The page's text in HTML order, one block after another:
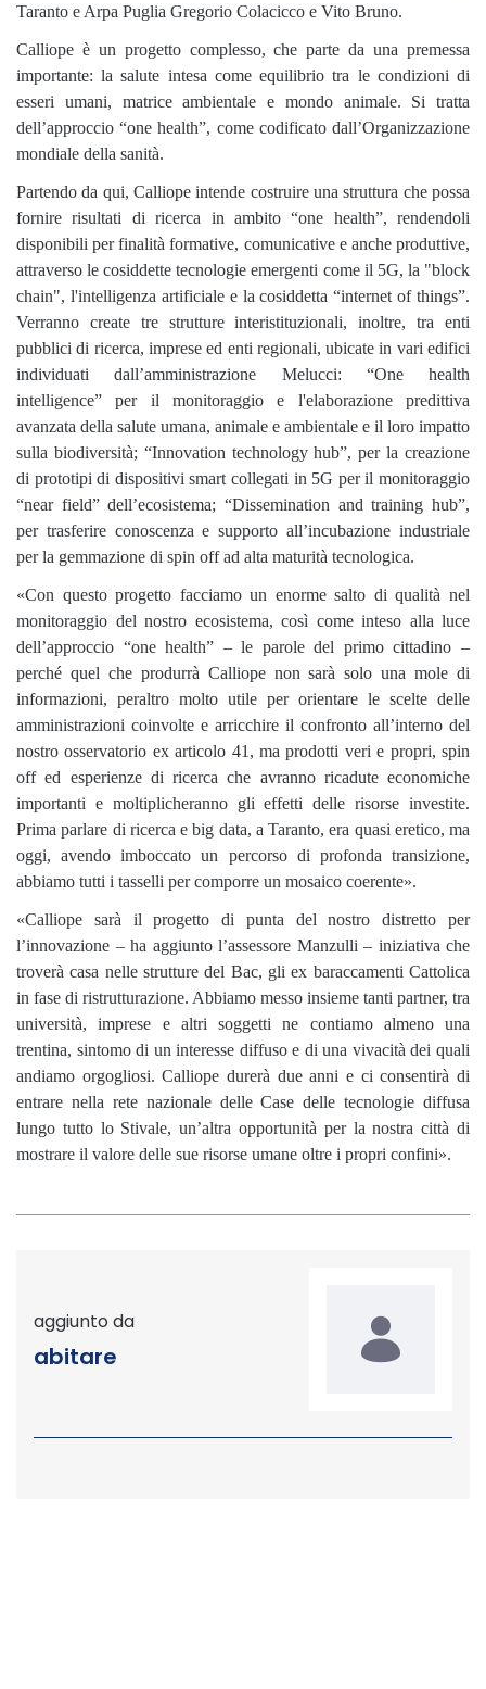
Taranto e Arpa Puglia Gregorio Colacicco e Vito Bruno.
Calliope è un progetto complesso, che parte da una premessa
importante: la salute intesa come equilibrio tra le condizioni di
esseri umani, matrice ambientale e mondo animale. Si tratta
dell’approccio “one health”, come codificato dall’Organizzazione
mondiale della sanità.
Partendo da qui, Calliope intende costruire una struttura che possa
fornire risultati di ricerca in ambito “one health”, rendendoli
disponibili per finalità formative, comunicative e anche produttive,
attraverso le cosiddette tecnologie emergenti come il 5G, la "block
chain", l'intelligenza artificiale e la cosiddetta “internet of things”.
Verranno create tre strutture interistituzionali, inoltre, tra enti
pubblici di ricerca, imprese ed enti regionali, ubicate in vari edifici
individuati dall’amministrazione Melucci: “One health
intelligence” per il monitoraggio e l'elaborazione predittiva
avanzata della salute umana, animale e ambientale e il loro impatto
sulla biodiversità; “Innovation technology hub”, per la creazione
di prototipi di dispositivi smart collegati in 5G per il monitoraggio
“near field” dell’ecosistema; “Dissemination and training hub”,
per trasferire conoscenza e supporto all’incubazione industriale
per la gemmazione di spin off ad alta maturità tecnologica.
«Con questo progetto facciamo un enorme salto di qualità nel
monitoraggio del nostro ecosistema, così come inteso alla luce
dell’approccio “one health” – le parole del primo cittadino –
perché quel che produrrà Calliope non sarà solo una mole di
informazioni, peraltro molto utile per orientare le scelte delle
amministrazioni coinvolte e arricchire il confronto all’interno del
nostro osservatorio ex articolo 41, ma prodotti veri e propri, spin
off ed esperienze di ricerca che avranno ricadute economiche
importanti e moltiplicheranno gli effetti delle risorse investite.
Prima parlare di ricerca e big data, a Taranto, era quasi eretico, ma
oggi, avendo imboccato un percorso di profonda transizione,
abbiamo tutti i tasselli per comporre un mosaico coerente».
«Calliope sarà il progetto di punta del nostro distretto per
l’innovazione – ha aggiunto l’assessore Manzulli – iniziativa che
troverà casa nelle strutture del Bac, gli ex baraccamenti Cattolica
in fase di ristrutturazione. Abbiamo messo insieme tanti partner, tra
università, imprese e altri soggetti ne contiamo almeno una
trentina, sintomo di un interesse diffuso e di una vivacità dei quali
andiamo orgogliosi. Calliope durerà due anni e ci consentirà di
entrare nella rete nazionale delle Case delle tecnologie diffusa
lungo tutto lo Stivale, un’altra opportunità per la nostra città di
mostrare il valore delle sue risorse umane oltre i propri confini».
aggiunto da
abitare